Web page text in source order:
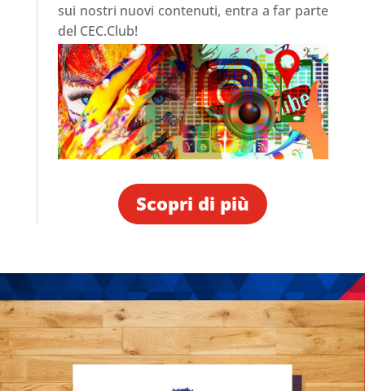
sui nostri nuovi contenuti, entra a far parte
del CEC.Club!
Scopri di più